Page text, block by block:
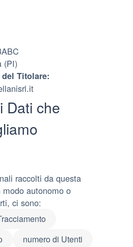
(PI)
Titolare:
Dati che
raccolti da questa
autonomo o
ci sono:
numero di Utenti